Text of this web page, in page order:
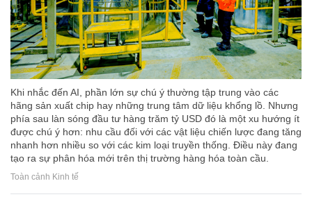
Khi nhắc đến AI, phần lớn sự chú ý thường tập trung vào các
hãng sản xuất chip hay những trung tâm dữ liệu khổng lồ. Nhưng
phía sau làn sóng đầu tư hàng trăm tỷ USD đó là một xu hướng ít
được chú ý hơn: nhu cầu đối với các vật liệu chiến lược đang tăng
nhanh hơn nhiều so với các kim loại truyền thống. Điều này đang
tạo ra sự phân hóa mới trên thị trường hàng hóa toàn cầu.
Toàn cảnh Kinh tế